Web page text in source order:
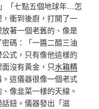
「七點五個地球年…怎
衝到後廚，打開了一
著一個老舊的、像是
碼：「一醬二醋三油
式，只有像他這樣的
沒有黃金，只水箱精
這儀器很像一個老式
像韭菜一樣的天線。
鈕。儀器發出「滋